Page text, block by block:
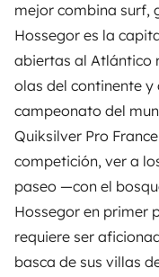
mejor combina surf,
Hossegor es la
abiertas al Atlántico
olas del continente
campeonato del
Quiksilver Pro
competición, ver a
paseo —con el
Hossegor en primer
requiere ser
basca de sus villas